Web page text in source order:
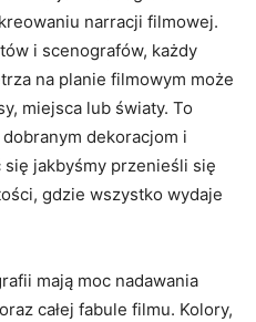
narracji filmowej.
i scenografów,⁤ każdy
na planie filmowym może
miejsca lub światy. To
dekoracjom i
jakbyśmy przenieśli ‍się
gdzie‌ wszystko wydaje
mają‍ moc nadawania
całej fabule filmu. Kolory,